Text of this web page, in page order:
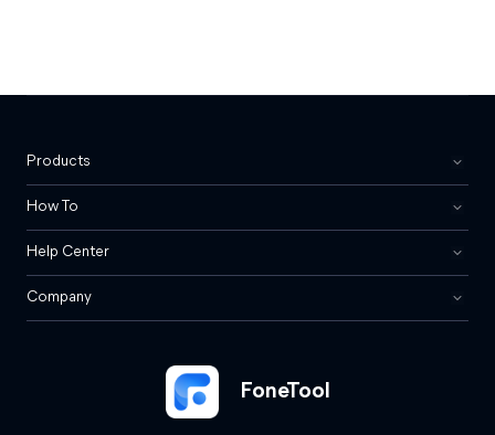
FoneTool
Products
How To
Help Center
Company